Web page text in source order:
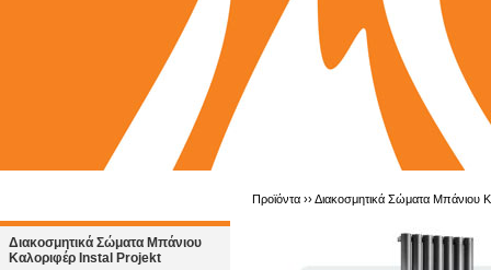
Διακοσμητικά Σώματα Μπάνιου
Καλοριφέρ Instal Projekt
Προϊόντα ››Διακοσμητικά Σώματα Μπάνιου